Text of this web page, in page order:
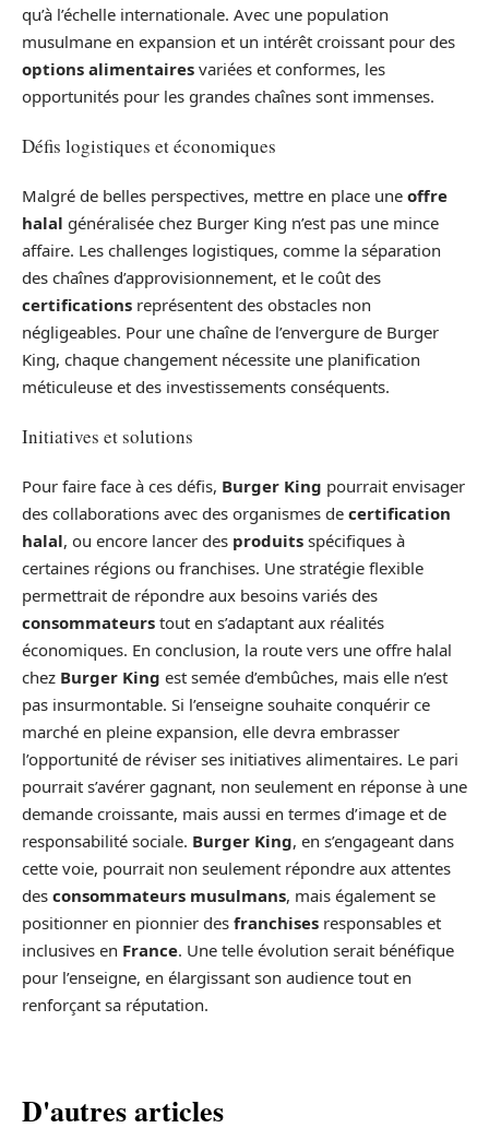
qu’à l’échelle internationale. Avec une population
musulmane en expansion et un intérêt croissant pour des
options alimentaires variées et conformes, les
opportunités pour les grandes chaînes sont immenses.
Défis logistiques et économiques
Malgré de belles perspectives, mettre en place une offre
halal généralisée chez Burger King n’est pas une mince
affaire. Les challenges logistiques, comme la séparation
des chaînes d’approvisionnement, et le coût des
certifications représentent des obstacles non
négligeables. Pour une chaîne de l’envergure de Burger
King, chaque changement nécessite une planification
méticuleuse et des investissements conséquents.
Initiatives et solutions
Pour faire face à ces défis, Burger King pourrait envisager
des collaborations avec des organismes de certification
halal, ou encore lancer des produits spécifiques à
certaines régions ou franchises. Une stratégie flexible
permettrait de répondre aux besoins variés des
consommateurs tout en s’adaptant aux réalités
économiques. En conclusion, la route vers une offre halal
chez Burger King est semée d’embûches, mais elle n’est
pas insurmontable. Si l’enseigne souhaite conquérir ce
marché en pleine expansion, elle devra embrasser
l’opportunité de réviser ses initiatives alimentaires. Le pari
pourrait s’avérer gagnant, non seulement en réponse à une
demande croissante, mais aussi en termes d’image et de
responsabilité sociale. Burger King, en s’engageant dans
cette voie, pourrait non seulement répondre aux attentes
des consommateurs musulmans, mais également se
positionner en pionnier des franchises responsables et
inclusives en France. Une telle évolution serait bénéfique
pour l’enseigne, en élargissant son audience tout en
renforçant sa réputation.
D'autres articles